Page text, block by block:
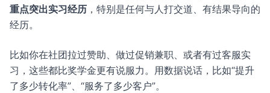
重点突出实习经历 ，特别是任何与人打交道、有结果导向的
经历。
比如你在社团拉过赞助、做过促销兼职、或者有过客服实
习，这些都比奖学金更有说服力。用数据说话，比如“提升
了多少转化率”、“服务了多少客户”。